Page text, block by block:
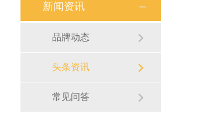
新闻资讯
品牌动态
头条资讯
常见问答